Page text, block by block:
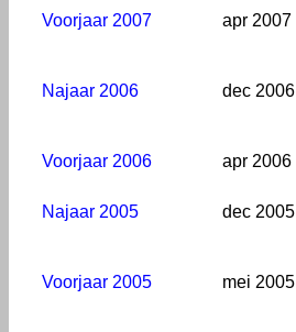
Voorjaar 2007
apr 2007
Najaar 2006
dec 2006
Voorjaar 2006
apr 2006
Najaar 2005
dec 2005
Voorjaar 2005
mei 2005